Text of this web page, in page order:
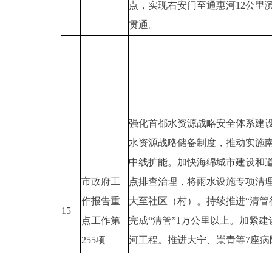
点，实现右安门至通惠河12公里
贯通。
15
市政府工
作报告重
点工作第
255项
强化首都水资源战略安全体系建
水资源战略储备制度，推动实施
中线扩能。加快海绵城市建设和
点排查治理，将雨水设施专项清
大至社区（村）。持续推进“清管
完成“清管”1万公里以上。加紧建
河工程。推进大宁、崇青等7座